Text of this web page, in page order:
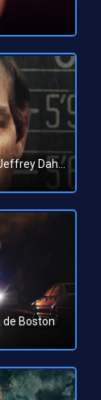
Conversaciones con asesinos: Las cintas de Jeffrey Dahmer
de Boston